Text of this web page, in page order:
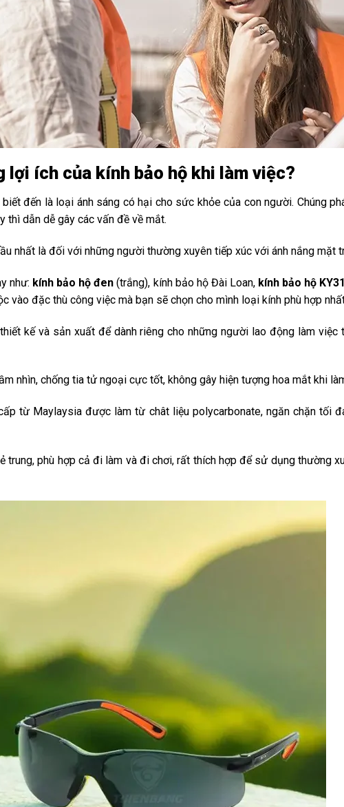
lợi ích của kính bảo hộ khi làm việc?
đến là loại ánh sáng có hại cho sức khỏe của con người. Chúng
thì dẫn dễ gây các vấn đề về mắt.
nhất là đối với những người thường xuyên tiếp xúc với ánh nắng mặt
như: kính bảo hộ đen (trắng), kính bảo hộ Đài Loan, kính bảo hộ
vào đặc thù công việc mà bạn sẽ chọn cho mình loại kính phù hợp
kế và sản xuất để dành riêng cho những người lao động làm
nhìn, chống tia tử ngoại cực tốt, không gây hiện tượng hoa mắt khi
từ Maylaysia được làm từ chât liệu polycarbonate, ngăn chặn tối
trung, phù hợp cả đi làm và đi chơi, rất thích hợp để sử dụng thường